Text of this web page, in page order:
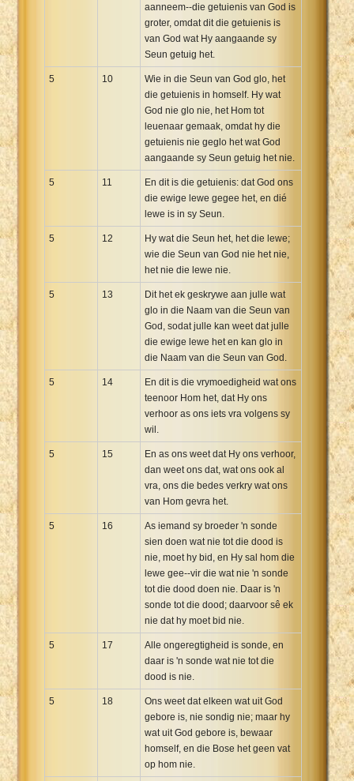
aanneem--die getuienis van God is
groter, omdat dit die getuienis is
van God wat Hy aangaande sy
Seun getuig het.
5 10
Wie in die Seun van God glo, het
die getuienis in homself. Hy wat
God nie glo nie, het Hom tot
leuenaar gemaak, omdat hy die
getuienis nie geglo het wat God
aangaande sy Seun getuig het nie.
5 11
En dit is die getuienis: dat God ons
die ewige lewe gegee het, en dié
lewe is in sy Seun.
5 12
Hy wat die Seun het, het die lewe;
wie die Seun van God nie het nie,
het nie die lewe nie.
5 13
Dit het ek geskrywe aan julle wat
glo in die Naam van die Seun van
God, sodat julle kan weet dat julle
die ewige lewe het en kan glo in
die Naam van die Seun van God.
5 14
En dit is die vrymoedigheid wat ons
teenoor Hom het, dat Hy ons
verhoor as ons iets vra volgens sy
wil.
5 15
En as ons weet dat Hy ons verhoor,
dan weet ons dat, wat ons ook al
vra, ons die bedes verkry wat ons
van Hom gevra het.
5 16
As iemand sy broeder 'n sonde
sien doen wat nie tot die dood is
nie, moet hy bid, en Hy sal hom die
lewe gee--vir die wat nie 'n sonde
tot die dood doen nie. Daar is 'n
sonde tot die dood; daarvoor sê ek
nie dat hy moet bid nie.
5 17
Alle ongeregtigheid is sonde, en
daar is 'n sonde wat nie tot die
dood is nie.
5 18
Ons weet dat elkeen wat uit God
gebore is, nie sondig nie; maar hy
wat uit God gebore is, bewaar
homself, en die Bose het geen vat
op hom nie.